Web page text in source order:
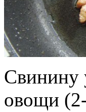
Свинину
овощи